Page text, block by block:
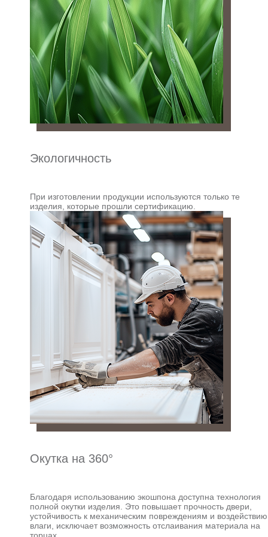
Экологичность
При изготовлении продукции используются только те
изделия, которые прошли сертификацию.
Окутка на 360°
Благодаря использованию экошпона доступна технология
полной окутки изделия. Это повышает прочность двери,
устойчивость к механическим повреждениям и воздействию
влаги, исключает возможность отслаивания материала на
торцах.